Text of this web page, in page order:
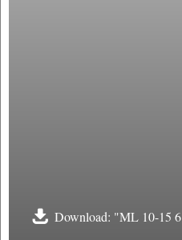
Download: "ML 10-15